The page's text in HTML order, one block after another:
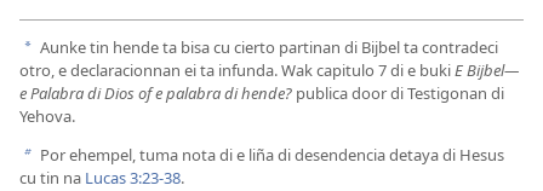
a Aunke tin hende ta bisa cu cierto partinan di Bijbel ta contradeci
otro, e declaracionnan ei ta infunda. Wak capitulo 7 di e bukiE Bijbel—
e Palabra di Dios of e palabra di hende? publica door di Testigonan di
Yehova.
b Por ehempel, tuma nota di e liña di desendencia detaya di Hesus
cu tin na Lucas 3:23-38.